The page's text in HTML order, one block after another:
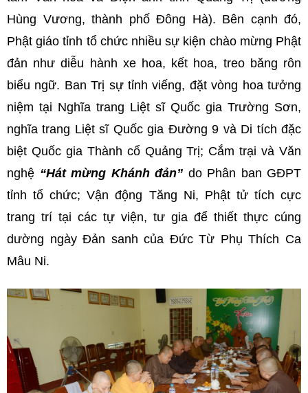
Hùng Vương, thành phố Đông Hà). Bên cạnh đó,
Phật giáo tỉnh tổ chức nhiều sự kiện chào mừng Phật
đản như diễu hành xe hoa, kết hoa, treo băng rôn
biểu ngữ. Ban Trị sự tỉnh viếng, đặt vòng hoa tưởng
niệm tại Nghĩa trang Liệt sĩ Quốc gia Trường Sơn,
nghĩa trang Liệt sĩ Quốc gia Đường 9 và Di tích đặc
biệt Quốc gia Thành cổ Quảng Trị; Cắm trại và Văn
nghệ “Hát mừng Khánh đản” do Phân ban GĐPT
tỉnh tổ chức; Vận động Tăng Ni, Phật tử tích cực
trang trí tại các tự viện, tư gia để thiết thực cúng
dường ngày Đản sanh của Đức Từ Phụ Thích Ca
Mâu Ni.